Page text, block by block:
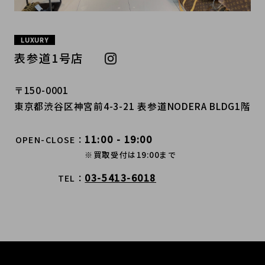
LUXURY
表参道1号店
〒150-0001
東京都渋谷区神宮前4-3-21 表参道NODERA BLDG1階
OPEN-CLOSE 11:00 - 19:00
※買取受付は19:00まで
TEL 03-5413-6018